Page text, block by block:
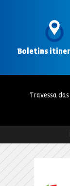
Boletins
Travessa das